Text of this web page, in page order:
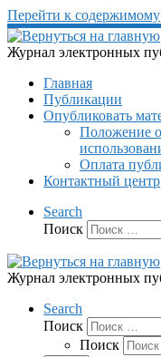
Перейти к содержимому
Журнал электронных
Главная
Публикации
Опубликовать
Положение
Оплата
Контактный центр
Search
Поиск
Журнал электронных
Search
Поиск
Поиск